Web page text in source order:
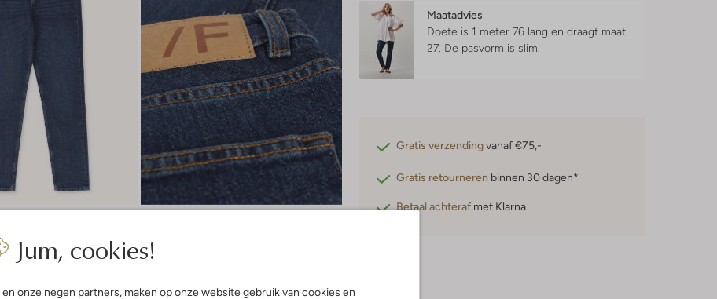
Jum, cookies!
en onze negen partners, maken op onze website gebruik van cookies en
Maatadvies
Doete is 1 meter 76 lang en draagt maat
27. De pasvorm is slim
Gratis verzendingvanaf €75,-
Gratis retourneren binnen 30 dagen*
Betaal achteraf met Klarna